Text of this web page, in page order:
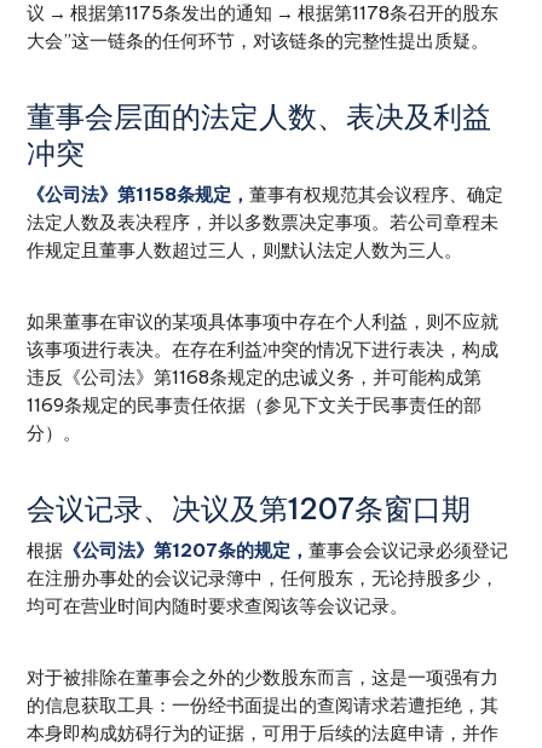
议 → 根据第1175条发出的通知 → 根据第1178条召开的股东
大会”这一链条的任何环节，对该链条的完整性提出质疑。
董事会层面的法定人数、表决及利益
冲突
《公司法》第1158条规定，董事有权规范其会议程序、确定
法定人数及表决程序，并以多数票决定事项。若公司章程未
作规定且董事人数超过三人，则默认法定人数为三人。
如果董事在审议的某项具体事项中存在个人利益，则不应就
该事项进行表决。在存在利益冲突的情况下进行表决，构成
违反《公司法》第1168条规定的忠诚义务，并可能构成第
1169条规定的民事责任依据（参见下文关于民事责任的部
分）。
会议记录、决议及第1207条窗口期
根据 《公司法》第1207条的规定，董事会会议记录必须登记
在注册办事处的会议记录簿中，任何股东，无论持股多少，
均可在营业时间内随时要求查阅该等会议记录。
对于被排除在董事会之外的少数股东而言，这是一项强有力
的信息获取工具：一份经书面提出的查阅请求若遭拒绝，其
本身即构成妨碍行为的证据，可用于后续的法庭申请，并作